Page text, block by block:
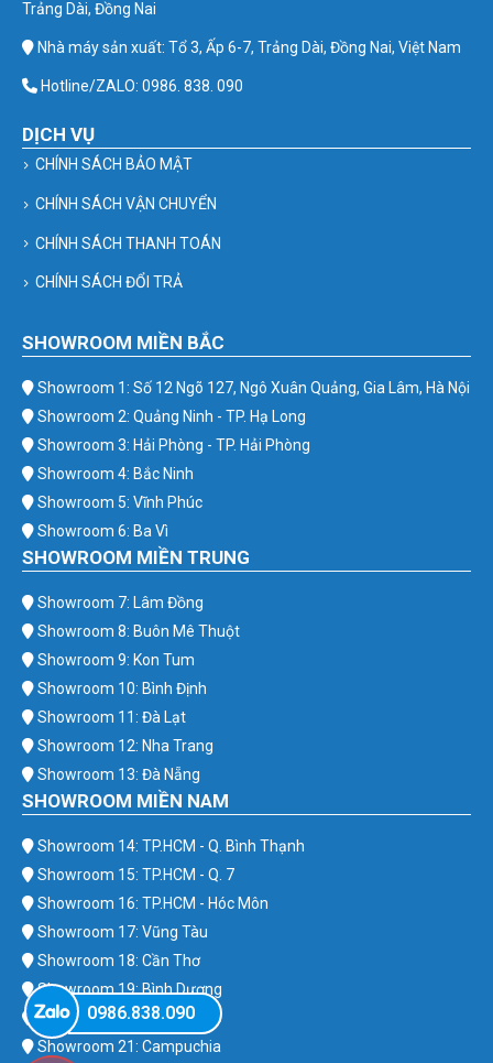
Trảng Dài, Đồng Nai
Nhà máy sản xuất: Tổ 3, Ấp 6-7, Trảng Dài, Đồng Nai, Việt Nam
Hotline/ZALO: 0986. 838. 090
DỊCH VỤ
CHÍNH SÁCH BẢO MẬT
CHÍNH SÁCH VẬN CHUYỂN
CHÍNH SÁCH THANH TOÁN
CHÍNH SÁCH ĐỔI TRẢ
SHOWROOM MIỀN BẮC
Showroom 1: Số 12 Ngõ 127, Ngô Xuân Quảng, Gia Lâm, Hà Nội
Showroom 2: Quảng Ninh - TP. Hạ Long
Showroom 3: Hải Phòng - TP. Hải Phòng
Showroom 4: Bắc Ninh
Showroom 5: Vĩnh Phúc
Showroom 6: Ba Vì
SHOWROOM MIỀN TRUNG
Showroom 7: Lâm Đồng
Showroom 8: Buôn Mê Thuột
Showroom 9: Kon Tum
Showroom 10: Bình Định
Showroom 11: Đà Lạt
Showroom 12: Nha Trang
Showroom 13: Đà Nẵng
SHOWROOM MIỀN NAM
Showroom 14: TP.HCM - Q. Bình Thạnh
Showroom 15: TP.HCM - Q. 7
Showroom 16: TP.HCM - Hóc Môn
Showroom 17: Vũng Tàu
Showroom 18: Cần Thơ
Showroom 19: Bình Dương
Showroom 20: Bình Phước
Showroom 21: Campuchia
0986.838.090